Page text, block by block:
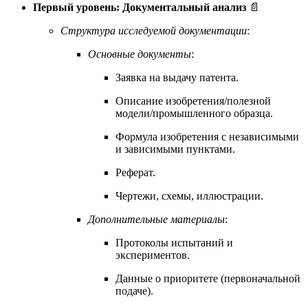
Первый уровень: Документальный анализ 📄
Структура исследуемой документации:
Основные документы:
Заявка на выдачу патента.
Описание изобретения/полезной
модели/промышленного образца.
Формула изобретения с независимыми
и зависимыми пунктами.
Реферат.
Чертежи, схемы, иллюстрации.
Дополнительные материалы:
Протоколы испытаний и
экспериментов.
Данные о приоритете (первоначальной
подаче).